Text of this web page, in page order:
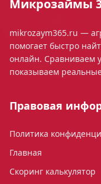
Микрозаймы
mikrozaym365.ru —
помогает быстро
онлайн. Сравниваем
показываем
Правовая
Политика
Главная
Скоринг калькулятор